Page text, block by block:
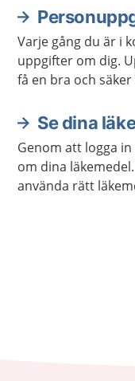
Varje gång du är i
uppgifter om dig.
få en bra och säker
Se dina
Genom att logga
om dina
använda rätt